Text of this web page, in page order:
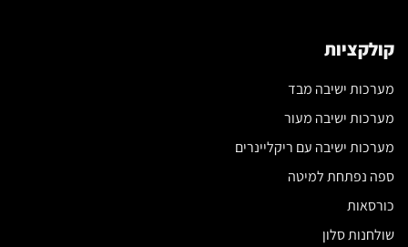
קולקציות
מערכות ישיבה מבד
מערכות ישיבה מעור
מערכות ישיבה עם ריקליינרים
ספה נפתחת למיטה
כורסאות
שולחנות סלון